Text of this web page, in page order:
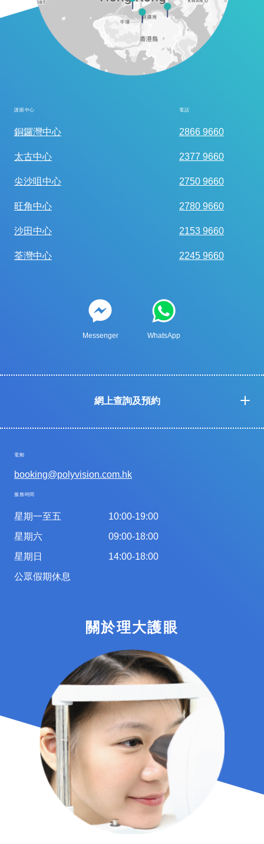
全面眼科視光檢查
護眼中心 電話
銅鑼灣中心 2866 9660
太古中心 2377 9660
尖沙咀中心 2750 9660
旺角中心 2780 9660
沙田中心 2153 9660
荃灣中心 2245 9660
Messenger WhatsApp
網上查詢及預約
電郵
booking@polyvision.com.hk
服務時間
星期一至五
星期六
星期日
公眾假期休息
10:00-19:00
09:00-18:00
14:00-18:00
關於理大護眼